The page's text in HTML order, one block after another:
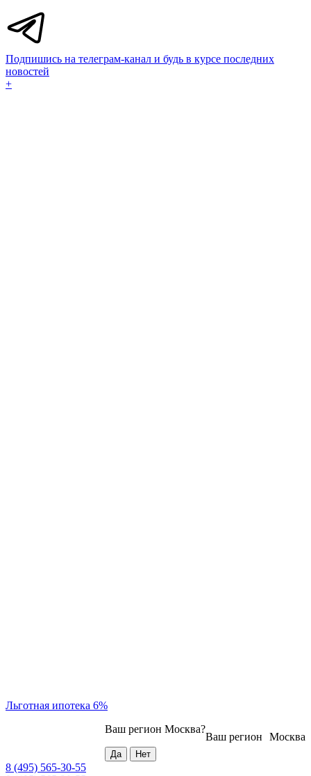
Подпишись на телеграм-канал и будь в курсе последних
новостей
+
Льготная ипотека 6%
Москва
Ваш регион
Ваш регион Москва?
8 (495) 565-30-55